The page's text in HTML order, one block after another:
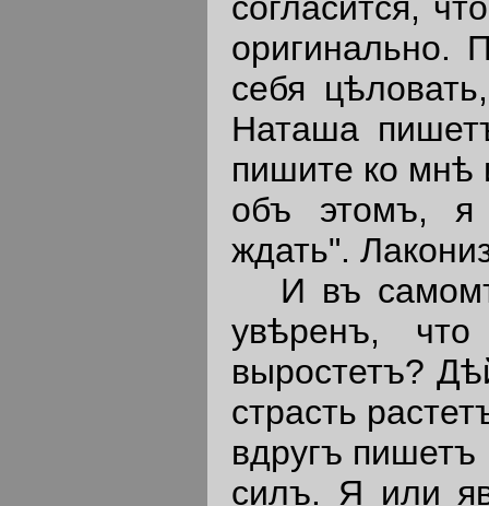
оригинально.
себя
Наташа
пишите ко мнѣ
объ этомъ, я
ждать".
И въ самомъ
увѣренъ,
выростетъ?
страсть
вдругъ
силъ. Я или